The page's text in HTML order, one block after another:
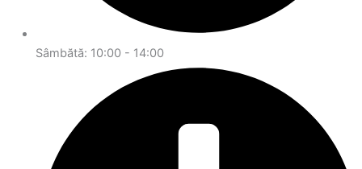
Sâmbătă: 10:00 - 14:00